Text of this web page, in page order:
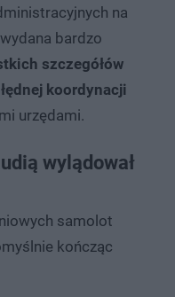
na
bardzo
szczegółów
koordynacji
urzędami.
wylądował
samolot
kończąc